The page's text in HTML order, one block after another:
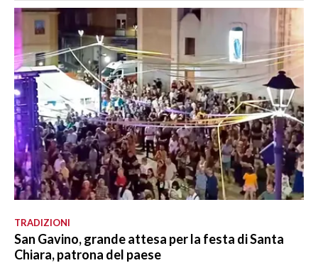
TRADIZIONI
San Gavino, grande attesa per la festa di Santa
Chiara, patrona del paese